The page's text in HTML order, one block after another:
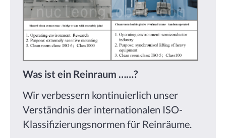
Was ist ein Reinraum ……?
Wir verbessern kontinuierlich unser
Verständnis der internationalen ISO-
Klassifizierungsnormen für Reinräume.